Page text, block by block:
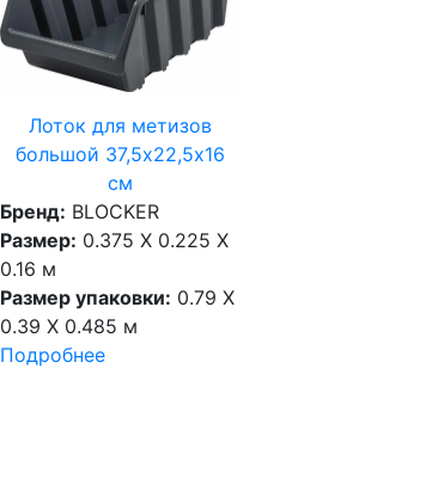
Лоток для метизов
большой 37,5х22,5х16
см
Бренд: BLOCKER
Размер: 0.375 X 0.225 X
0.16 м
Размер упаковки: 0.79 X
0.39 X 0.485 м
Подробнее